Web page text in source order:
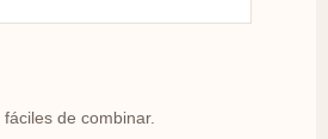
de combinar.